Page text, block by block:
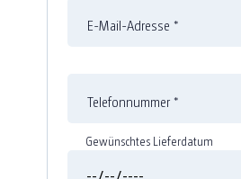
E-Mail-Adresse *
Telefonnummer *
Gewünschtes Lieferdatum